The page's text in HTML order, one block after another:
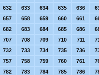
632 633 634 635 636
657 658 659 660 661
682 683 684 685 686
707 708 709 710 711
732 733 734 735 736
757 758 759 760 761
782 783 784 785 786